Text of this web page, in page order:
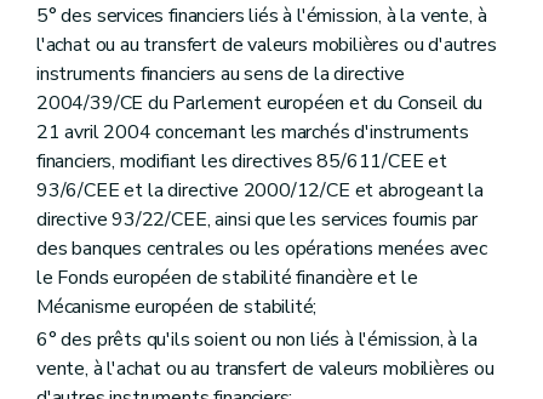
5° des services financiers liés à l'émission, à la vente, à
l'achat ou au transfert de valeurs mobilières ou d'autres
instruments financiers au sens de la directive
2004/39/CE du Parlement européen et du Conseil du
21 avril 2004 concernant les marchés d'instruments
financiers, modifiant les directives 85/611/CEE et
93/6/CEE et la directive 2000/12/CE et abrogeant la
directive 93/22/CEE, ainsi que les services fournis par
des banques centrales ou les opérations menées avec
le Fonds européen de stabilité financière et le
Mécanisme européen de stabilité;
6° des prêts qu'ils soient ou non liés à l'émission, à la
vente, à l'achat ou au transfert de valeurs mobilières ou